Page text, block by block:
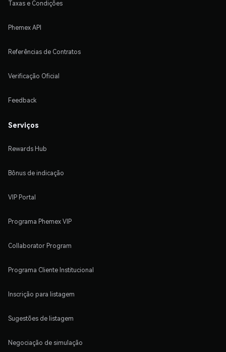
Taxas e Condições
Phemex API
Referências de Contratos
Verificação Oficial
Feedback
Serviços
Rewards Hub
Bônus de indicação
VIP Portal
Programa Phemex VIP
Collaborator Program
Programa Cliente Institucional
Inscrição para listagem
Sugestões de listagem
Negociação de simulação